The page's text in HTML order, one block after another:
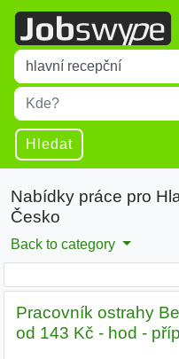
Title
Type 1 or more characters
Místo
Type 1 or more characters
Hledat
Nabídky práce pro
Česko
Back to category
Pracovník ostrahy
od 143 Kč - hod -